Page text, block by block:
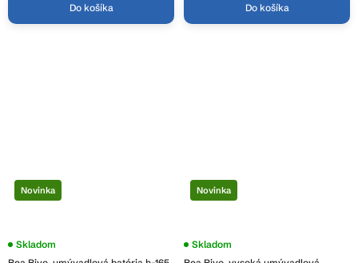
Do košíka Do košíka
Novinka
Skladom
Novinka
Priemerné
Skladom